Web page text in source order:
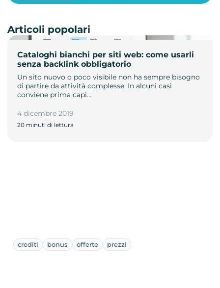
Cataloghi bianchi per siti web: come usarli
senza backlink obbligatorio
Un sito nuovo o poco visibile non ha sempre bisogno
di partire da attività complesse. In alcuni casi
conviene prima capi…
4 dicembre 2019
20 minuti di lettura
Articoli popolari
crediti bonus offerte prezzi